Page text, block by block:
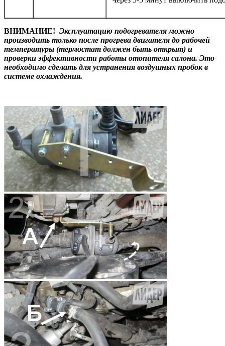
ВНИМАНИЕ! Эксплуатацию подогревателя можно
производить только после прогрева двигателя до рабочей
температуры (термостат должен быть открыт) и
проверки эффективности работы отопителя салона. Это
необходимо сделать для устранения воздушных пробок в
системе охлаждения.